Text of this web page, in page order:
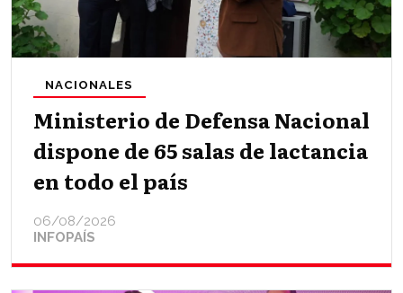
Ministerio de Defensa Nacional
dispone de 65 salas de lactancia
en todo el país
INFOPAÍS
NACIONALES
06/08/2026